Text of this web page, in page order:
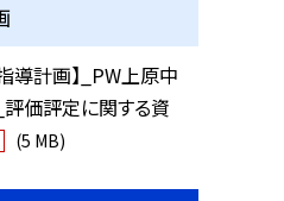
導計画】_PW上原中
価評定に関する資
(5 MB)